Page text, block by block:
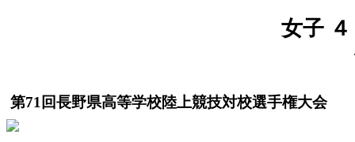
女子
第71回長野県高等学校陸上競技対校選手権大会